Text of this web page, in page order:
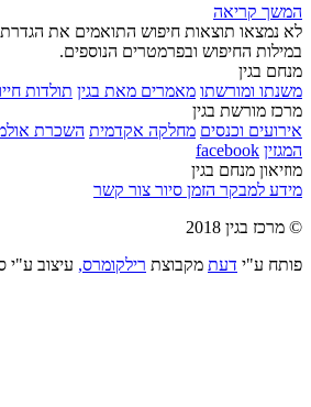
המשך קריאה
לא נמצאו תוצאות חיפוש התואמים את הגדרת
במילות החיפוש ובפרמטרים הנוספים.
מנחם בגין
משנתו ומורשתו מאמרים מאת בגין תולדות
מרכז מורשת בגין
אירועים וכנסים מחלקה אקדמית השכרת
המגזין facebook
מוזיאון מנחם בגין
מידע למבקר הזמן סיור צור קשר
© מרכז בגין 2018
פותח ע"י דעת מקבוצת רילקומרס, עיצוב ע"י